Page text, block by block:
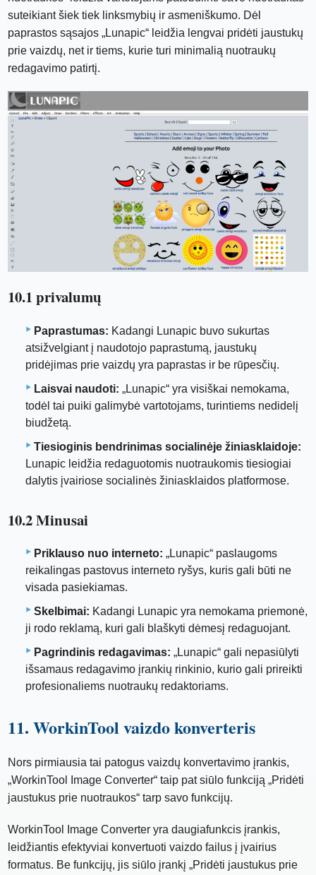
suteikiant šiek tiek linksmybių ir asmeniškumo. Dėl
paprastos sąsajos „Lunapic“ leidžia lengvai pridėti jaustukų
prie vaizdų, net ir tiems, kurie turi minimalią nuotraukų
redagavimo patirtį.
10.1 privalumų
Paprastumas: Kadangi Lunapic buvo sukurtas
atsižvelgiant į naudotojo paprastumą, jaustukų
pridėjimas prie vaizdų yra paprastas ir be rūpesčių.
Laisvai naudoti: „Lunapic“ yra visiškai nemokama,
todėl tai puiki galimybė vartotojams, turintiems nedidelį
biudžetą.
Tiesioginis bendrinimas socialinėje žiniasklaidoje:
Lunapic leidžia redaguotomis nuotraukomis tiesiogiai
dalytis įvairiose socialinės žiniasklaidos platformose.
10.2 Minusai
Priklauso nuo interneto: „Lunapic“ paslaugoms
reikalingas pastovus interneto ryšys, kuris gali būti ne
visada pasiekiamas.
Skelbimai: Kadangi Lunapic yra nemokama priemonė,
ji rodo reklamą, kuri gali blaškyti dėmesį redaguojant.
Pagrindinis redagavimas: „Lunapic“ gali nepasiūlyti
išsamaus redagavimo įrankių rinkinio, kurio gali prireikti
profesionaliems nuotraukų redaktoriams.
11. WorkinTool vaizdo konverteris
Nors pirmiausia tai patogus vaizdų konvertavimo įrankis,
„WorkinTool Image Converter“ taip pat siūlo funkciją „Pridėti
jaustukus prie nuotraukos“ tarp savo funkcijų.
WorkinTool Image Converter yra daugiafunkcis įrankis,
leidžiantis efektyviai konvertuoti vaizdo failus į įvairius
formatus. Be funkcijų, jis siūlo įrankį „Pridėti jaustukus prie